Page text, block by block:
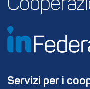
Servizi per i